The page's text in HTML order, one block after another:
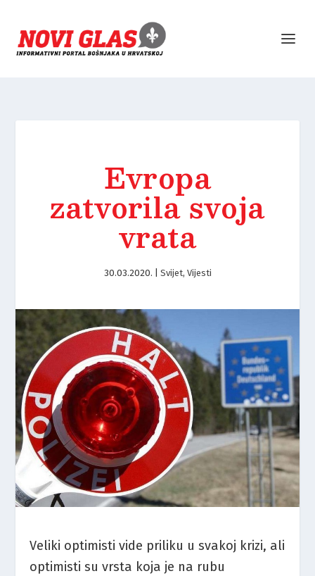
Evropa
zatvorila svoja
vrata
30.03.2020. Svijet, Vijesti
Veliki optimisti vide priliku u svakoj krizi, ali
optimisti su vrsta koja je na rubu